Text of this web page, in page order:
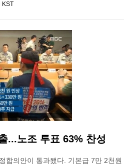
KST
...노조 투표 63% 찬성
합의안이 통과됐다. 기본급 7만 2천원